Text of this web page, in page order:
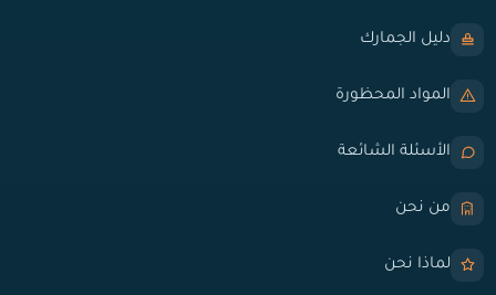
دليل الجمارك
المواد المحظورة
الأسئلة الشائعة
من نحن
لماذا نحن